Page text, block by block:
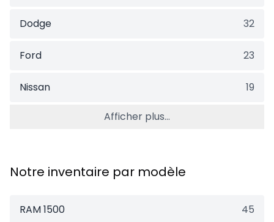
Dodge 32
Ford 23
Nissan 19
Afficher plus...
Notre inventaire par modèle
RAM 1500 45